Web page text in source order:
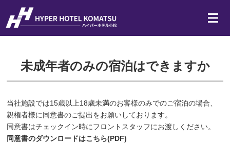
客室
よくある質問
アクセス・周辺情報
未成年者のみの宿泊はできますか
当社施設では15歳以上18歳未満のお客様のみでのご宿泊の場合、
親権者様に同意書のご提出をお願いしております。
同意書はチェックイン時にフロントスタッフにお渡しください。
同意書のダウンロードはこちら(PDF)